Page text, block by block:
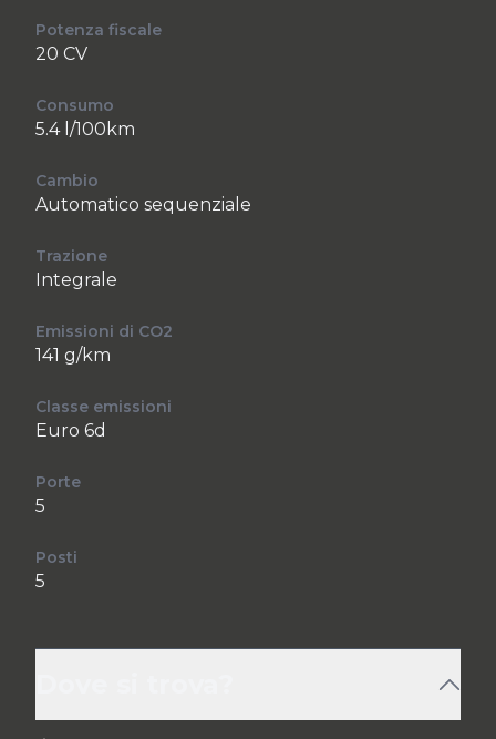
Potenza fiscale
20 CV
Consumo
5.4 l/100km
Cambio
Automatico sequenziale
Trazione
Integrale
Emissioni di CO2
141 g/km
Classe emissioni
Euro 6d
Porte
5
Posti
5